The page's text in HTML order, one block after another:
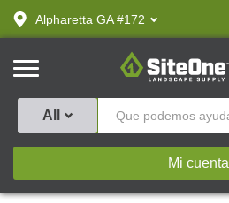
text.skipToContent
text.skipToNavigation
Alpharetta GA #172
SiteOne
All
Mi cuenta